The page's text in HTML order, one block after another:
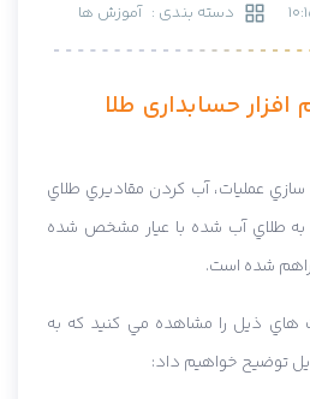
دسته بندی : آموزش ها
افزار حسابداری طلا
عمليات، آب کردن مقاديري طلاي
به طلاي آب شده با عيار مشخص شده
شده است.
ذيل را مشاهده مي کنيد که به
توضيح خواهيم داد: